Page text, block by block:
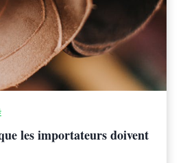
les importateurs doivent